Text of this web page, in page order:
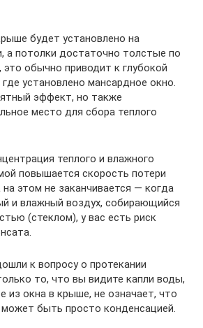
будет установлено на
а потолки достаточно толстые по
обычно приводит к глубокой
установлено мансардное окно.
эффект, но также
место для сбора теплого
теплого и влажного
повышается скорость потери
этом не заканчивается — когда
и влажный воздух, собирающийся
(стеклом), у вас есть риск
к вопросу о протекании
то, что вы видите капли воды,
из окна в крыше, не означает, что
может быть просто конденсацией.